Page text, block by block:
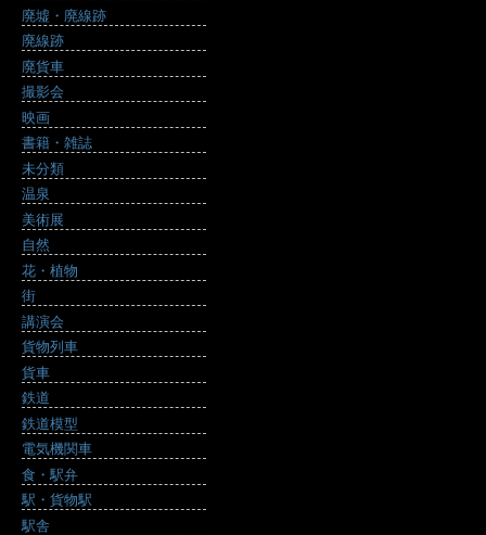
廃墟・廃線跡
廃線跡
廃貨車
撮影会
映画
書籍・雑誌
未分類
温泉
美術展
自然
花・植物
街
講演会
貨物列車
貨車
鉄道
鉄道模型
電気機関車
食・駅弁
駅・貨物駅
駅舎